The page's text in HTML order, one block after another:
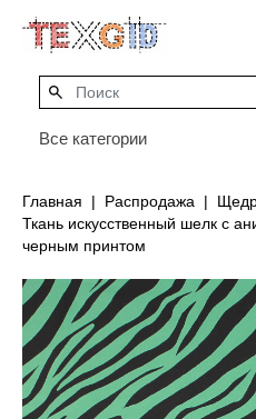
Все категории
Главная Распродажа
Ткань искусственный шелк с
черным принтом